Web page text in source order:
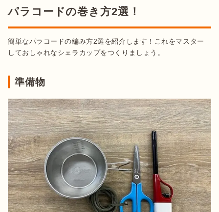
パラコードの巻き方2選！
簡単なパラコードの編み方2選を紹介します！これをマスター
しておしゃれなシェラカップをつくりましょう。
準備物